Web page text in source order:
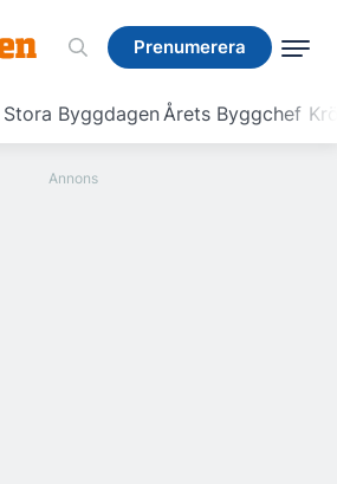
Prenumerera
Stora ByggdagenÅrets Byggchef
Prenumerera